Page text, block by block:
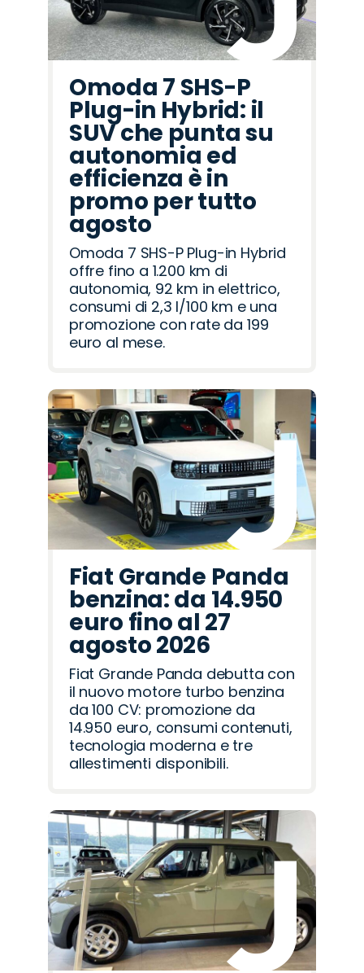
Omoda 7 SHS-P
Plug-in Hybrid: il
SUV che punta su
autonomia ed
efficienza è in
promo per tutto
agosto
Omoda 7 SHS-P Plug-in Hybrid
offre fino a 1.200 km di
autonomia, 92 km in elettrico,
consumi di 2,3 l/100 km e una
promozione con rate da 199
euro al mese.
Fiat Grande Panda
benzina: da 14.950
euro fino al 27
agosto 2026
Fiat Grande Panda debutta con
il nuovo motore turbo benzina
da 100 CV: promozione da
14.950 euro, consumi contenuti,
tecnologia moderna e tre
allestimenti disponibili.